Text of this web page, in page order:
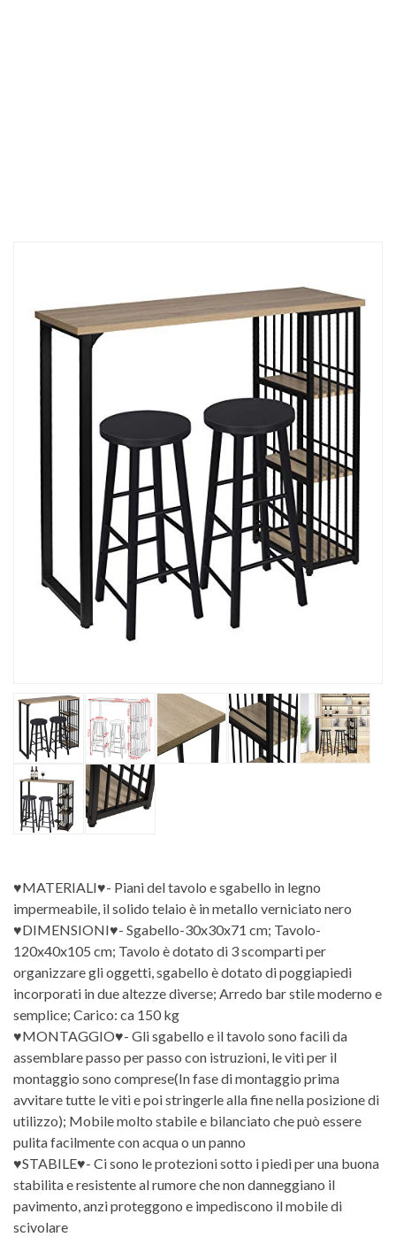
♥MATERIALI♥- Piani del tavolo e sgabello in legno
impermeabile, il solido telaio è in metallo verniciato nero
♥DIMENSIONI♥- Sgabello-30x30x71 cm; Tavolo-
120x40x105 cm; Tavolo è dotato di 3 scomparti per
organizzare gli oggetti, sgabello è dotato di poggiapiedi
incorporati in due altezze diverse; Arredo bar stile moderno e
semplice; Carico: ca 150 kg
♥MONTAGGIO♥- Gli sgabello e il tavolo sono facili da
assemblare passo per passo con istruzioni, le viti per il
montaggio sono comprese(In fase di montaggio prima
avvitare tutte le viti e poi stringerle alla fine nella posizione di
utilizzo); Mobile molto stabile e bilanciato che può essere
pulita facilmente con acqua o un panno
♥STABILE♥- Ci sono le protezioni sotto i piedi per una buona
stabilita e resistente al rumore che non danneggiano il
pavimento, anzi proteggono e impediscono il mobile di
scivolare